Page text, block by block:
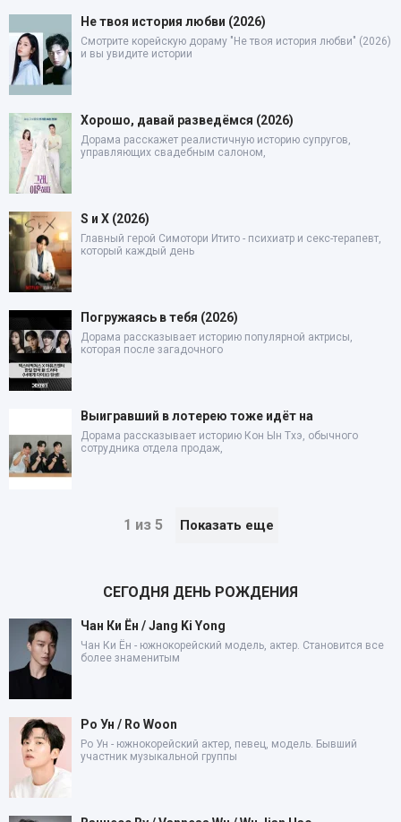
Не твоя история любви (2026)
Смотрите корейскую дораму "Не твоя история любви" (2026)
и вы увидите истории
Хорошо, давай разведёмся (2026)
Дорама расскажет реалистичную историю супругов,
управляющих свадебным салоном,
S и X (2026)
Главный герой Симотори Итито - психиатр и секс-терапевт,
который каждый день
Погружаясь в тебя (2026)
Дорама рассказывает историю популярной актрисы,
которая после загадочного
Выигравший в лотерею тоже идёт на
Дорама рассказывает историю Кон Ын Тхэ, обычного
сотрудника отдела продаж,
1 из 5 Показать еще
СЕГОДНЯ ДЕНЬ РОЖДЕНИЯ
Чан Ки Ён / Jang Ki Yong
Чан Ки Ён - южнокорейский модель, актер. Становится все
более знаменитым
Ро Ун / Ro Woon
Ро Ун - южнокорейский актер, певец, модель. Бывший
участник музыкальной группы